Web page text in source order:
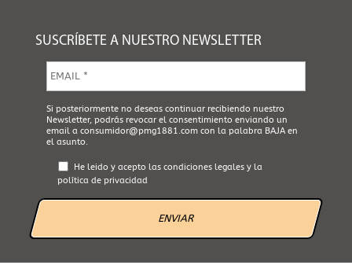
SUSCRÍBETE A NUESTRO NEWSLETTER
m
a
i
l
*
A
c
e
p
e
l
Si posteriormente no deseas continuar recibiendo nuestro
Newsletter, podrás revocar el consentimiento enviando un
email a consumidor@pmg1881.comcon la palabra BAJA en
el asunto.
He leido y acepto las condiciones legalesy la
política de privacidad